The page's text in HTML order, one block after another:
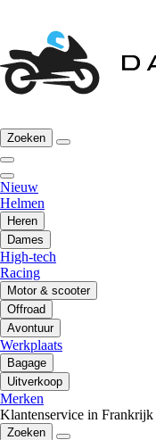
Zoeken
Nieuw
Helmen
Heren
Dames
High-tech
Racing
Motor & scooter
Offroad
Avontuur
Werkplaats
Bagage
Uitverkoop
Merken
Klantenservice in Frankrijk
Zoeken